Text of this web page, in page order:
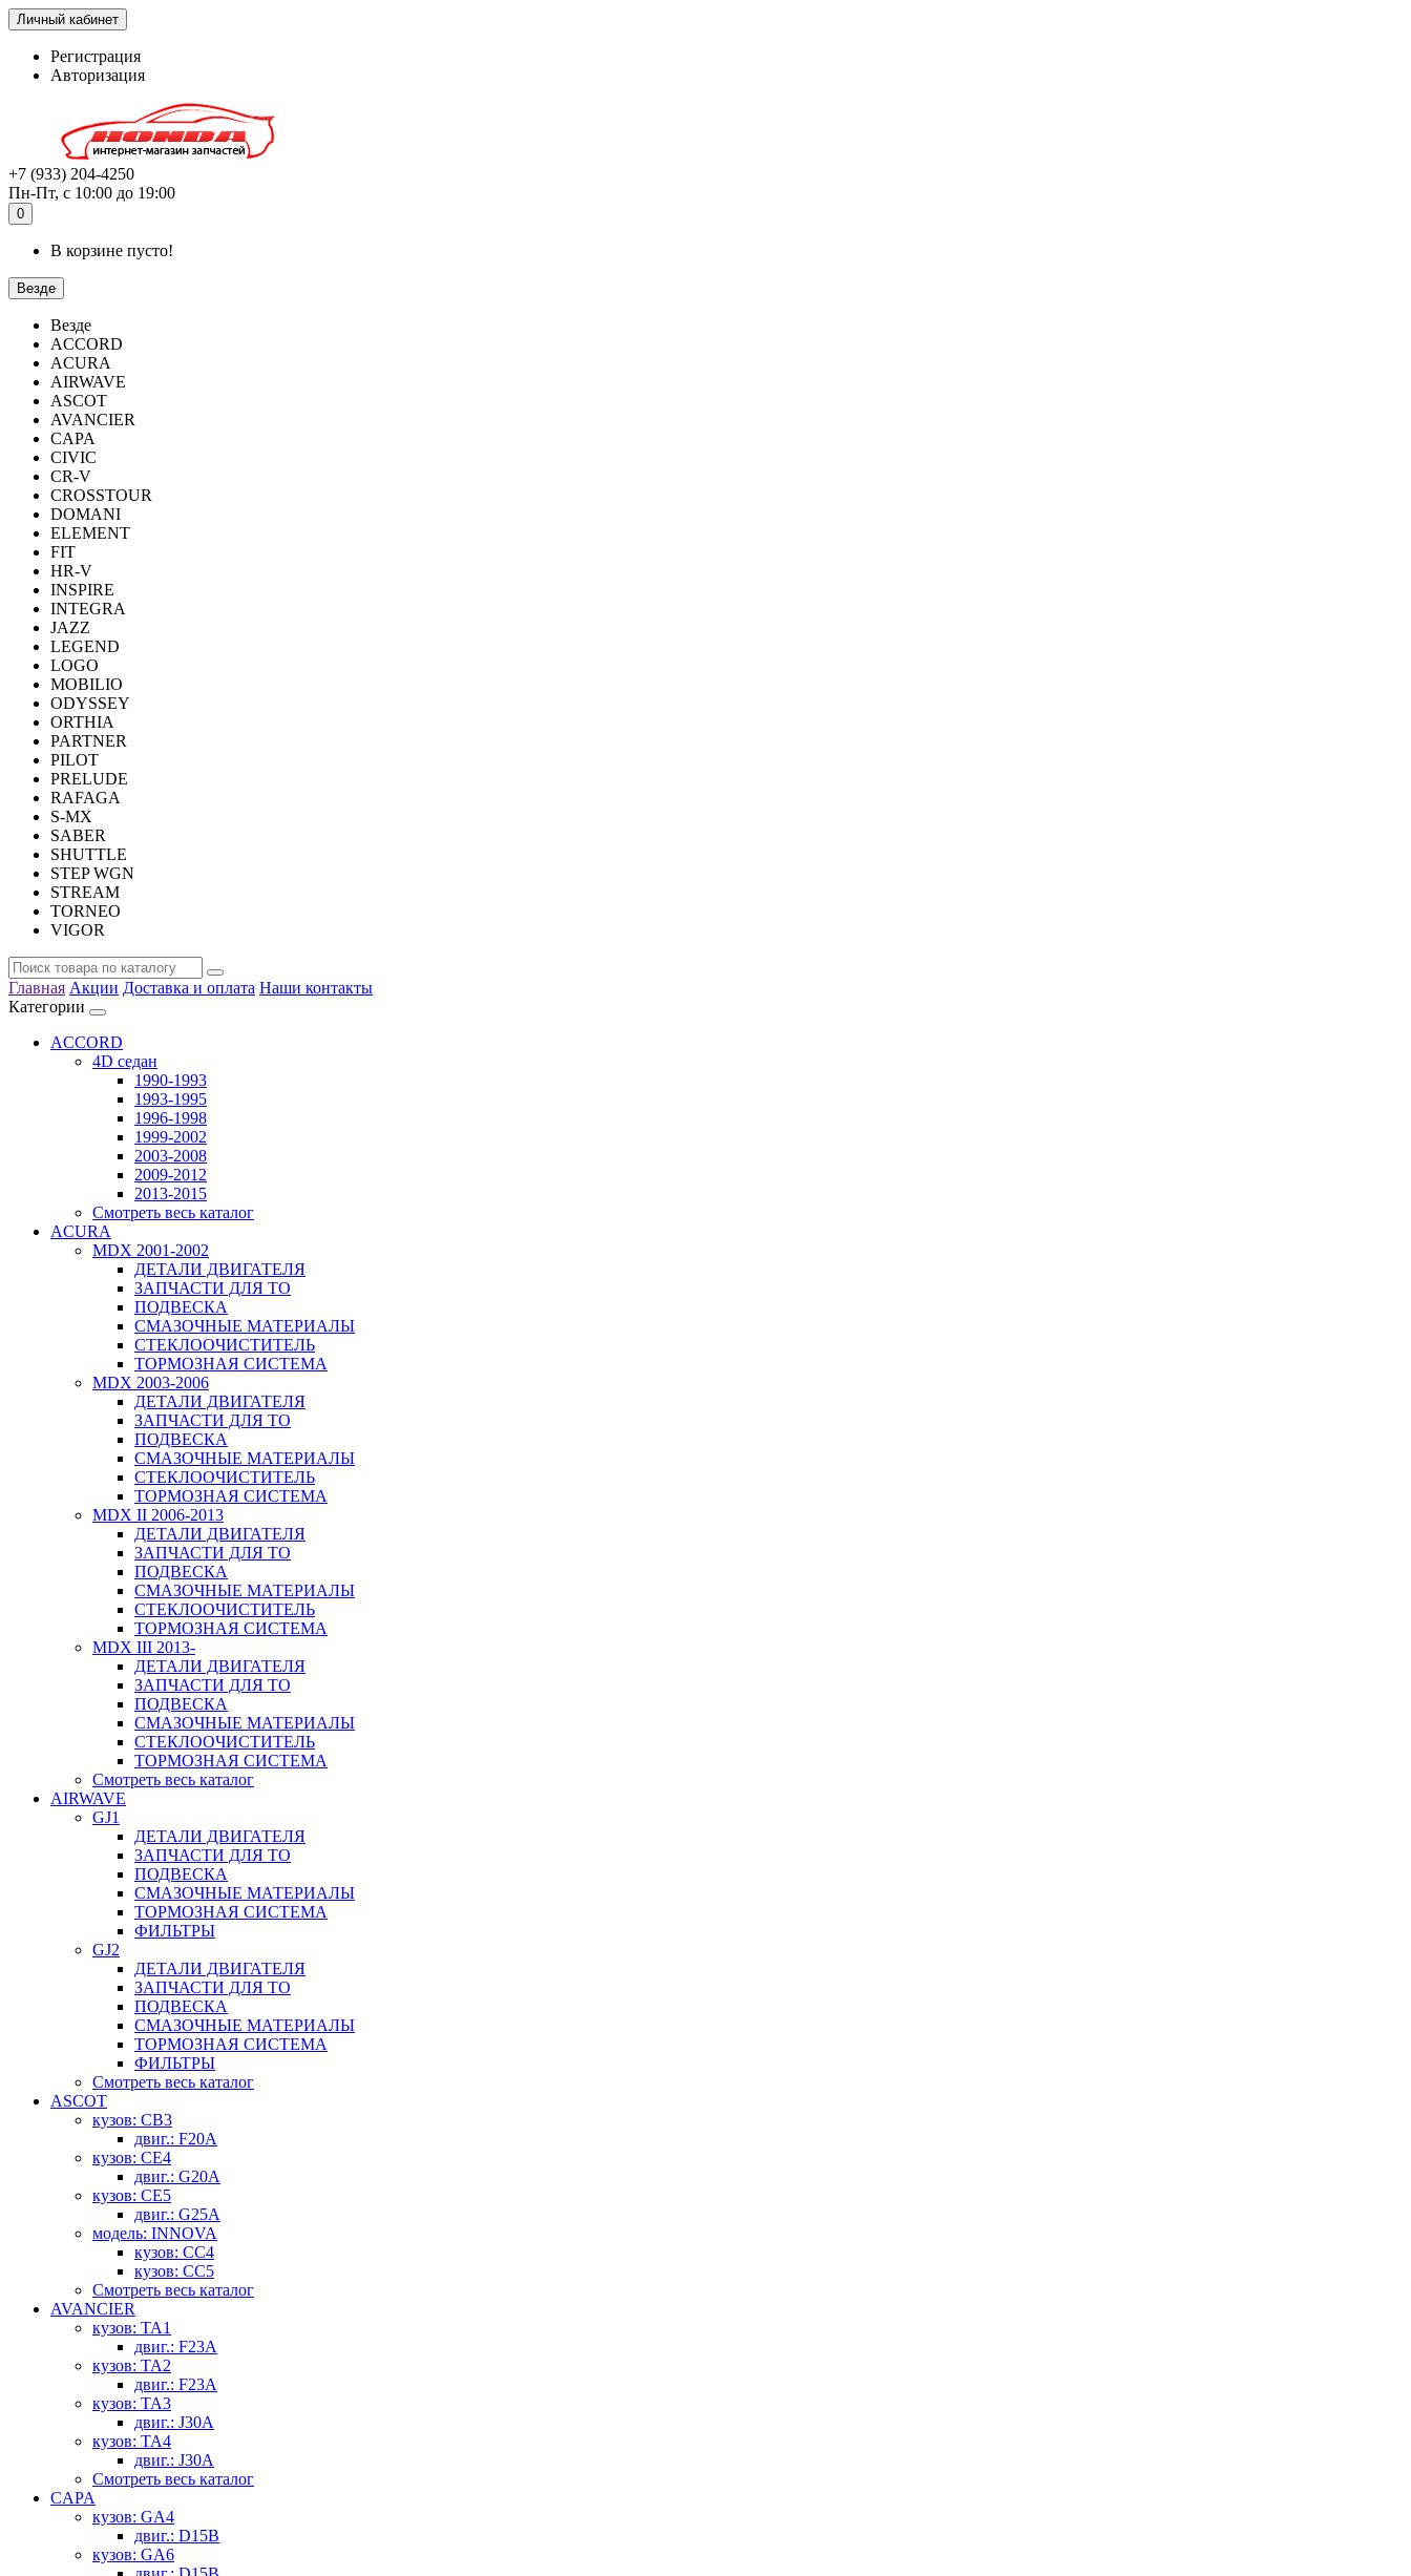
Личный кабинет
Регистрация
Авторизация
+7 (933) 204-4250
Пн-Пт, с 10:00 до 19:00
0
В корзине пусто!
Везде
Везде
ACCORD
ACURA
AIRWAVE
ASCOT
AVANCIER
CAPA
CIVIC
CR-V
CROSSTOUR
DOMANI
ELEMENT
FIT
HR-V
INSPIRE
INTEGRA
JAZZ
LEGEND
LOGO
MOBILIO
ODYSSEY
ORTHIA
PARTNER
PILOT
PRELUDE
RAFAGA
S-MX
SABER
SHUTTLE
STEP WGN
STREAM
TORNEO
VIGOR
Главная Акции Доставка и оплата Наши контакты
Категории
ACCORD
4D седан
1990-1993
1993-1995
1996-1998
1999-2002
2003-2008
2009-2012
2013-2015
Смотреть весь каталог
ACURA
MDX 2001-2002
ДЕТАЛИ ДВИГАТЕЛЯ
ЗАПЧАСТИ ДЛЯ ТО
ПОДВЕСКА
СМАЗОЧНЫЕ МАТЕРИАЛЫ
СТЕКЛООЧИСТИТЕЛЬ
ТОРМОЗНАЯ СИСТЕМА
MDX 2003-2006
ДЕТАЛИ ДВИГАТЕЛЯ
ЗАПЧАСТИ ДЛЯ ТО
ПОДВЕСКА
СМАЗОЧНЫЕ МАТЕРИАЛЫ
СТЕКЛООЧИСТИТЕЛЬ
ТОРМОЗНАЯ СИСТЕМА
MDX II 2006-2013
ДЕТАЛИ ДВИГАТЕЛЯ
ЗАПЧАСТИ ДЛЯ ТО
ПОДВЕСКА
СМАЗОЧНЫЕ МАТЕРИАЛЫ
СТЕКЛООЧИСТИТЕЛЬ
ТОРМОЗНАЯ СИСТЕМА
MDX III 2013-
ДЕТАЛИ ДВИГАТЕЛЯ
ЗАПЧАСТИ ДЛЯ ТО
ПОДВЕСКА
СМАЗОЧНЫЕ МАТЕРИАЛЫ
СТЕКЛООЧИСТИТЕЛЬ
ТОРМОЗНАЯ СИСТЕМА
Смотреть весь каталог
AIRWAVE
GJ1
ДЕТАЛИ ДВИГАТЕЛЯ
ЗАПЧАСТИ ДЛЯ ТО
ПОДВЕСКА
СМАЗОЧНЫЕ МАТЕРИАЛЫ
ТОРМОЗНАЯ СИСТЕМА
ФИЛЬТРЫ
GJ2
ДЕТАЛИ ДВИГАТЕЛЯ
ЗАПЧАСТИ ДЛЯ ТО
ПОДВЕСКА
СМАЗОЧНЫЕ МАТЕРИАЛЫ
ТОРМОЗНАЯ СИСТЕМА
ФИЛЬТРЫ
Смотреть весь каталог
ASCOT
кузов: CB3
двиг.: F20A
кузов: CE4
двиг.: G20A
кузов: CE5
двиг.: G25A
модель: INNOVA
кузов: CC4
кузов: CC5
Смотреть весь каталог
AVANCIER
кузов: TA1
двиг.: F23A
кузов: TA2
двиг.: F23A
кузов: TA3
двиг.: J30A
кузов: TA4
двиг.: J30A
Смотреть весь каталог
CAPA
кузов: GA4
двиг.: D15B
кузов: GA6